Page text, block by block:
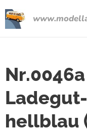
hellblau